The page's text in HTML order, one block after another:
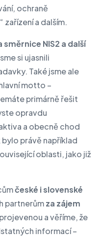
ochraně
a dalším.
směrnice NIS2 a další
si ujasnili
Také jsme ale
motto –
primárně řešit
opravdu
a obecně chod
právě například
oblasti, jako již
české i slovenské
partnerůmza zájem
projevenou a věříme, že
informací –